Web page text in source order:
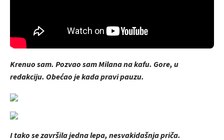
Krenuo sam. Pozvao sam Milana na kafu. Gore, u
redakciju. Obećao je kada pravi pauzu.
I tako se završila jedna lepa, nesvakidašnja priča.